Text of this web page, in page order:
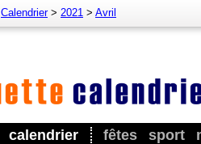
calendrier fêtes sport
Calendrier> 2021 > Avril